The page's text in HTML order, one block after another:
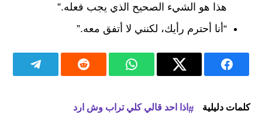
هذا هو الشيء الصحيح الذي يجب فعله.”
“أنا أحترم رأيك، لكنني لا أتفق معه.”
كلمات دليلية
اذا احد قالي كلي تراب وش ارد